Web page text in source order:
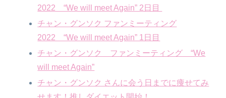
2022 “We will meet Again” 2日目
チャン・グンソク ファンミーティング
2022 “We will meet Again” 1日目
チャン・グンソク ファンミーティング “We
will meet Again”
チャン・グンソク さんに会う日までに痩せてみ